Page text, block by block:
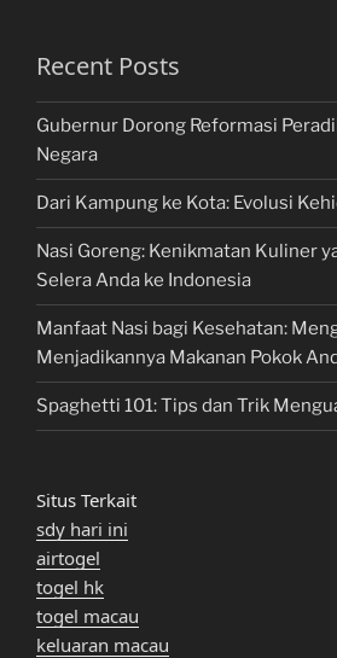
Recent Posts
Gubernur Dorong Reformasi
Negara
Dari Kampung ke Kota: Evolusi
Nasi Goreng: Kenikmatan Kuliner
Selera Anda ke Indonesia
Manfaat Nasi bagi Kesehatan:
Menjadikannya Makanan Pokok
Spaghetti 101: Tips dan Trik
Situs Terkait
sdy hari ini
airtogel
togel hk
togel macau
keluaran macau